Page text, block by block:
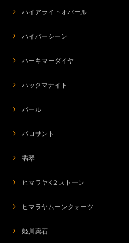
ハイアライトオパール
ハイパーシーン
ハーキマーダイヤ
ハックマナイト
パール
パロサント
翡翠
ヒマラヤK２ストーン
ヒマラヤムーンクォーツ
姫川薬石